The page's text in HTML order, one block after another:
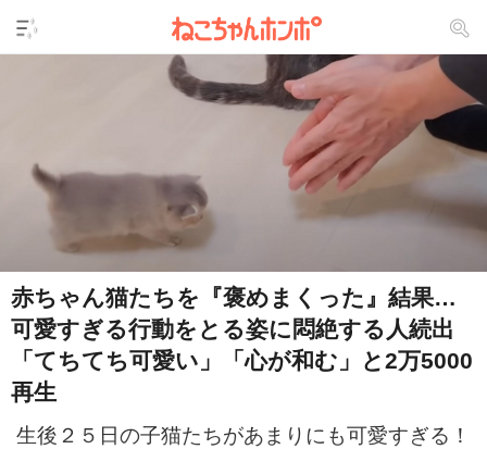
赤ちゃん猫たちを『褒めまくった』結果…
可愛すぎる行動をとる姿に悶絶する人続出
「てちてち可愛い」「心が和む」と2万5000
再生
生後２５日の子猫たちがあまりにも可愛すぎる！